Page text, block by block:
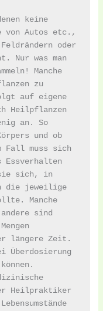
keine
von Autos etc.,
oder
Nur was man
Manche
zu
auf eigene
Heilpflanzen
an. So
und ob
Fall muss sich
Essverhalten
sich, in
die jeweilige
Manche
sind
längere Zeit.
Überdosierung
Heilpraktiker